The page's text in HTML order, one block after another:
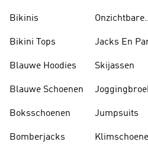
Bikinis
Bikini Tops
Blauwe Hoodies
Blauwe Schoenen
Boksschoenen
Bomberjacks
Onzichtbare
Jacks En
Skijassen
Jumpsuits